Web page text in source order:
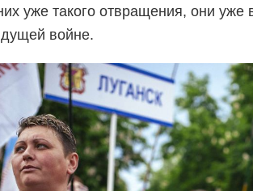
уже такого отвращения, они
войне.